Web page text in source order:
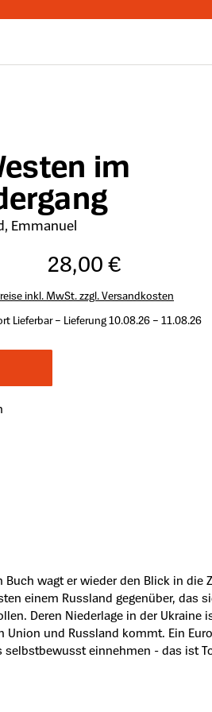
im
Emmanuel
28,00 €
inkl. MwSt. zzgl. Versandkosten
Lieferbar – Lieferung 10.08.26 – 11.08.26
wagt er wieder den Blick in die
einem Russland gegenüber, das
Deren Niederlage in der Ukraine
und Russland kommt. Ein
einnehmen - das ist